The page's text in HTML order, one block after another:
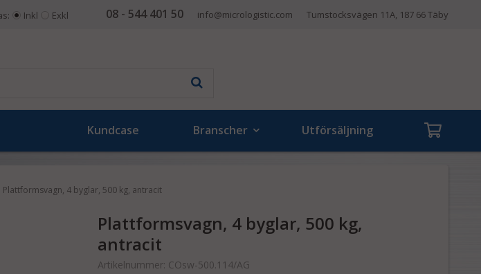
08 - 544 401 50 info@micrologistic.com Tumstocksvägen 11A, 187 66 Täby
Inkl Exkl
Kundcase Branscher Utförsäljning
Plattformsvagn, 4 byglar, 500 kg, antracit
Plattformsvagn, 4 byglar, 500 kg,
antracit
Artikelnummer: COsw-500.114/AG